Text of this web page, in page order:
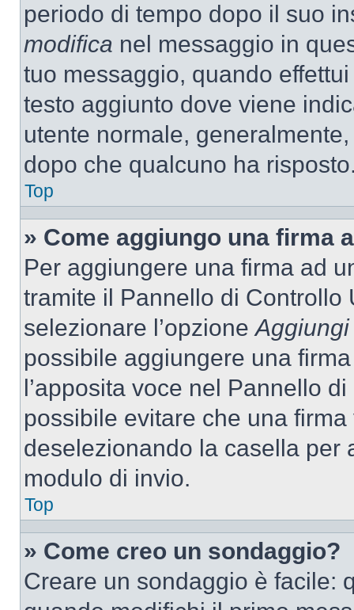
periodo di tempo dopo il suo
modifica nel messaggio in
tuo messaggio, quando
testo aggiunto dove viene
utente normale,
dopo che qualcuno ha
Top
» Come aggiungo una firma
Per aggiungere una firma ad
tramite il Pannello di Controllo
selezionare l’opzione
possibile aggiungere una
l’apposita voce nel Pannello
possibile evitare che una
deselezionando la casella per
modulo di invio.
Top
» Come creo un sondaggio?
Creare un sondaggio è facile: